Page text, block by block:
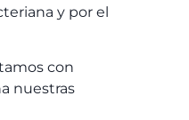
y por el
con
nuestras